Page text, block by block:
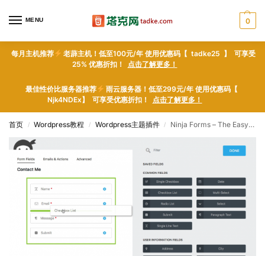
MENU 0
每月主机推荐
老薜主机！低至100元/年 使用优惠码【 tadke25 】 可享受
25% 优惠折扣！ 点击了解更多！
最佳性价比服务器推荐
雨云服务器！低至299元/年 使用优惠码【
Njk4NDEx】 可享受优惠折扣！ 点击了解更多！
首页 / Wordpress教程 / Wordpress主题插件 / Ninja Forms – The Easy and Powerful Forms Builder – WordPress plugin WordPress插件下载